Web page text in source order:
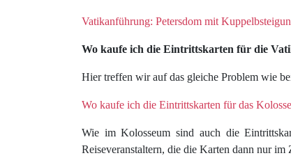
Vatikanführung: Petersdom mit
Wo kaufe ich die Eintrittskarten für die
Hier treffen wir auf das gleiche Problem wie
Wo kaufe ich die Eintrittskarten für das
Wie im Kolosseum sind auch die
Reiseveranstaltern, die die Karten dann nur